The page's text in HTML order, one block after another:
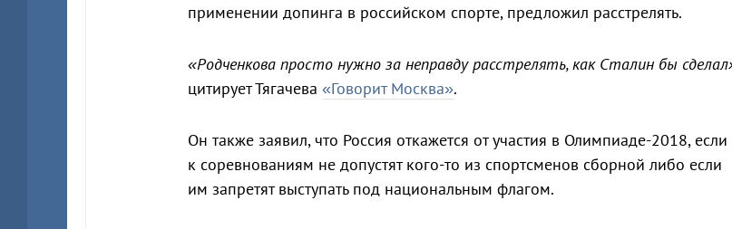
применении допинга в российском спорте, предложил расстрелять.
«Родченкова просто нужно за неправду расстрелять, как Сталин бы
цитирует Тягачева «Говорит Москва».
Он также заявил, что Россия откажется от участия в Олимпиаде-2018, если
к соревнованиям не допустят кого-то из спортсменов сборной либо если
им запретят выступать под национальным флагом.